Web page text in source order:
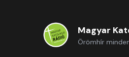
Magyar
Örömhír